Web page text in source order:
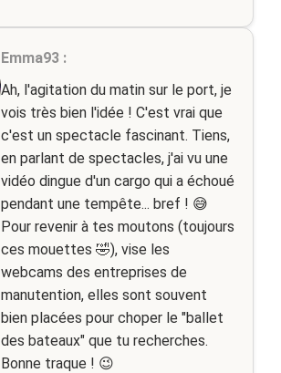
Emma93 :
Ah, l'agitation du matin sur le port, je
vois très bien l'idée ! C'est vrai que
c'est un spectacle fascinant. Tiens,
en parlant de spectacles, j'ai vu une
vidéo dingue d'un cargo qui a échoué
pendant une tempête... bref ! 😅
Pour revenir à tes moutons (toujours
ces mouettes 🤣), vise les
webcams des entreprises de
manutention, elles sont souvent
bien placées pour choper le "ballet
des bateaux" que tu recherches.
Bonne traque ! 😉